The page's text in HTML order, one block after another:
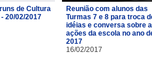
de Cultura
20/02/2017
Reunião com alunos das
Turmas 7 e 8 para troca
idéias e conversa sobre
ações da escola no ano
2017
16/02/2017